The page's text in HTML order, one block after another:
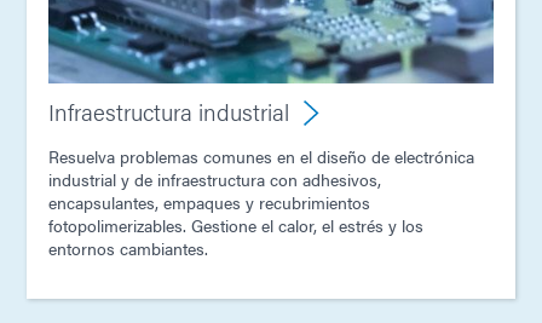
Infraestructura industrial
Resuelva problemas comunes en el diseño de electrónica
industrial y de infraestructura con adhesivos,
encapsulantes, empaques y recubrimientos
fotopolimerizables. Gestione el calor, el estrés y los
entornos cambiantes.